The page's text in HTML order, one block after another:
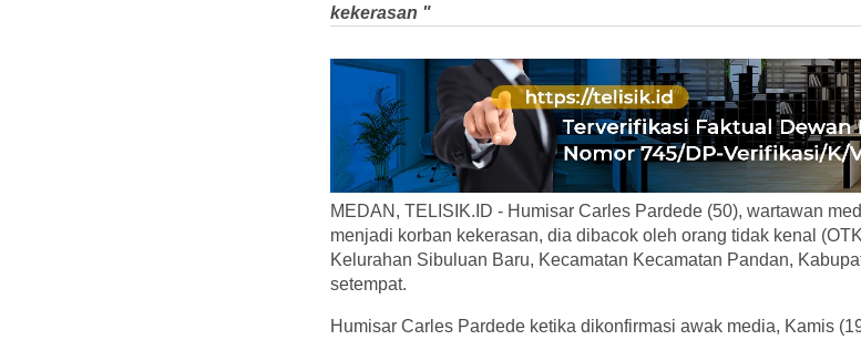
kekerasan "
MEDAN, TELISIK.ID - Humisar Carles Pardede (50), wartawan
menjadi korban kekerasan, dia dibacok oleh orang tidak kenal
Kelurahan Sibuluan Baru, Kecamatan Kecamatan Pandan,
setempat.
Humisar Carles Pardede ketika dikonfirmasi awak media, Kamis